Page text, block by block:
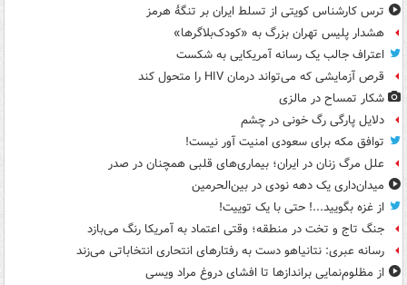
ترس کارشناس کویتی از تسلط ایران بر تنگۀ هرمز
هشدار پلیس تهران بزرگ به «کودک‌بلاگرها»
اعتراف جالب یک رسانه آمریکایی به شکست
قرص آزمایشی که می‌تواند درمان HIV را متحول کند
شکار تمساح در مالزی
دلایل پارگی رگ خونی در چشم
توافق مکه برای سعودی امنیت آور نیست!
علل مرگ زنان در ایران؛ بیماری‌های قلبی همچنان در صدر
میدان‌داری یک دهه نودی در بین‌الحرمین
از غزه بگویید...! حتی با یک توییت!
جنگ تاج و تخت در منطقه؛ وقتی اعتماد به آمریکا رنگ می‌بازد
رسانه عبری: نتانیاهو دست به رفتارهای انتحاری انتخاباتی می‌زند
از مظلوم‌نمایی براندازها تا افشای دروغ مراد ویسی